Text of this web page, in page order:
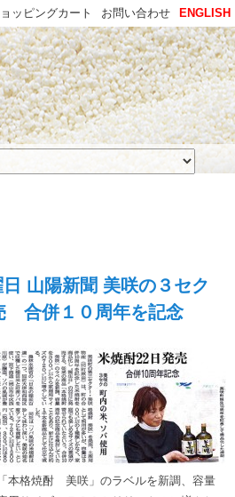
山陽新聞 美咲の３セク
合併１０周年を記念
本格焼酎 美咲」のラベルを新調、容量
ENGLISH
お問い合わせ
ッピングカート